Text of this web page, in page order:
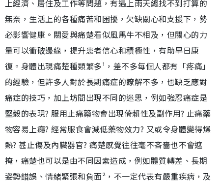
上經濟、居住及工作等問題，有遇上雨天總找不到打算的
無奈，生活上的各種痛苦和困擾，欠缺關心和支援下，勢
必影響健康。關愛與痛楚看似風馬牛不相及，但關心的力
量可以衝破邊緣，提升患者信心和積極性，有助早日康
復。身體出現痛楚種類繁多¹，差不多每個人都有「疼痛」
的經驗，但許多人對於長期痛症的瞭解不多，也缺乏應對
痛症的技巧，加上坊間出現不同的迷思，例如強忍痛症是
堅毅的表現? 服用止痛藥物會出現倚賴性及副作用? 止痛藥
物容易上癮? 經常服食會減低藥物效力? 又或令身體變得燥
熱? 甚止傷及內臟器官? 痛楚感覺往往毫不吝嗇也不會遮
掩，痛楚也可以是由不同因素造成，例如體質轉差、長期
姿勢錯誤、情緒緊張和負面²，不一定代表有嚴重疾病，及